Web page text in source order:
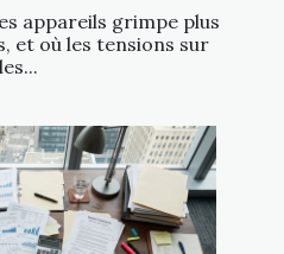
appareils grimpe plus
et où les tensions sur
les...